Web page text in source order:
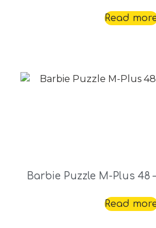
Read
Barbie Puzzle M-Plus 48
Read